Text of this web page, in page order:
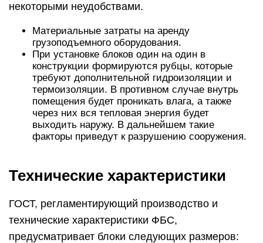
некоторыми неудобствами.
Материальные затраты на аренду
грузоподъемного оборудования.
При установке блоков один на один в
конструкции формируются рубцы, которые
требуют дополнительной гидроизоляции и
термоизоляции. В противном случае внутрь
помещения будет проникать влага, а также
через них вся тепловая энергия будет
выходить наружу. В дальнейшем такие
факторы приведут к разрушению сооружения.
Технические характеристики
ГОСТ, регламентирующий производство и
технические характеристики ФБС,
предусматривает блоки следующих размеров: